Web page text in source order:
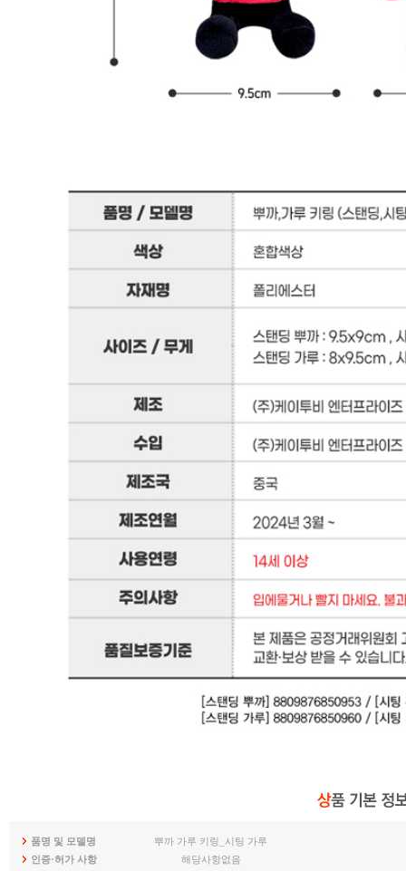
품명 및 모델명
뿌까 가루 키링_시팅 가루
인증·허가 사항
해당사항없음